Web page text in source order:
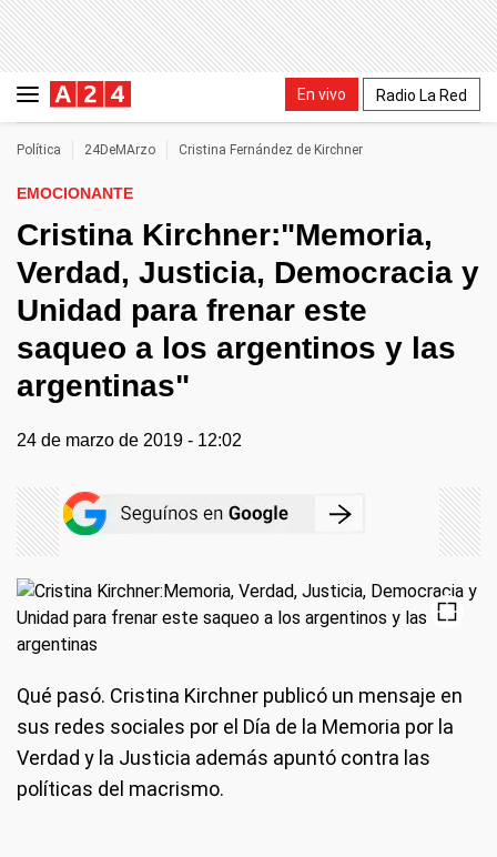
En vivo Radio La Red
Política 24DeMArzo Cristina Fernández de Kirchner
EMOCIONANTE
Cristina Kirchner:"Memoria,
Verdad, Justicia, Democracia y
Unidad para frenar este
saqueo a los argentinos y las
argentinas"
24 de marzo de 2019 - 12:02
Qué pasó. Cristina Kirchner publicó un mensaje en
sus redes sociales por el Día de la Memoria por la
Verdad y la Justicia además apuntó contra las
políticas del macrismo.